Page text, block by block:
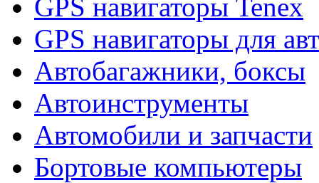
GPS навигаторы Tenex
GPS навигаторы для
Автобагажники, боксы
Автоинструменты
Автомобили и запчасти
Бортовые компьютеры